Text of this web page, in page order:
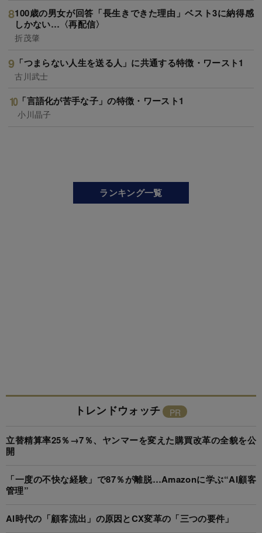
100歳の男女が回答「長生きできた理由」ベスト3に納得感
しかない…〈再配信〉
折茂肇
「つまらない人生を送る人」に共通する特徴・ワースト1
古川武士
「言語化が苦手な子」の特徴・ワースト1
小川晶子
ランキング一覧
トレンドウォッチ
立替精算率25％→7％、ヤンマーを変えた購買改革の全貌を公
開
「一度の不快な経験」で87％が離脱…Amazonに学ぶ“AI顧客
管理”
AI時代の「顧客流出」の原因とCX変革の「三つの要件」